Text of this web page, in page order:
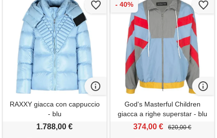
RAXXY giacca con cappuccio
- blu
1.788,00 €
God's Masterful Children
giacca a righe superstar - blu
374,00 € 620,00 €